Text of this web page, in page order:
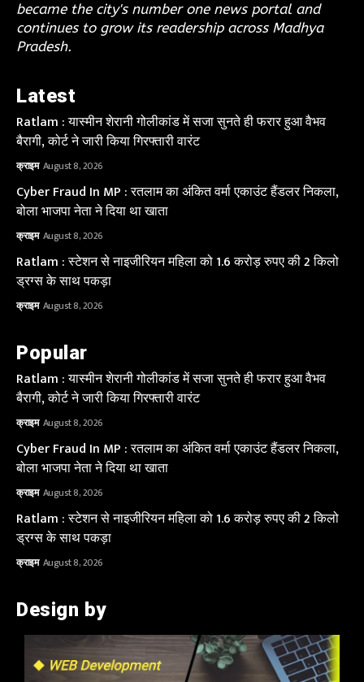
became the city's number one news portal and
continues to grow its readership across Madhya
Pradesh.
Latest
Ratlam : यास्मीन शेरानी गोलीकांड में सजा सुनते ही फरार हुआ वैभव
बैरागी, कोर्ट ने जारी किया गिरफ्तारी वारंट
क्राइम August 8, 2026
Cyber Fraud In MP : रतलाम का अंकित वर्मा एकाउंट हैंडलर निकला,
बोला भाजपा नेता ने दिया था खाता
क्राइम August 8, 2026
Ratlam : स्टेशन से नाइजीरियन महिला को 1.6 करोड़ रुपए की 2 किलो
ड्रग्स के साथ पकड़ा
क्राइम August 8, 2026
Popular
Ratlam : यास्मीन शेरानी गोलीकांड में सजा सुनते ही फरार हुआ वैभव
बैरागी, कोर्ट ने जारी किया गिरफ्तारी वारंट
क्राइम August 8, 2026
Cyber Fraud In MP : रतलाम का अंकित वर्मा एकाउंट हैंडलर निकला,
बोला भाजपा नेता ने दिया था खाता
क्राइम August 8, 2026
Ratlam : स्टेशन से नाइजीरियन महिला को 1.6 करोड़ रुपए की 2 किलो
ड्रग्स के साथ पकड़ा
क्राइम August 8, 2026
Design by